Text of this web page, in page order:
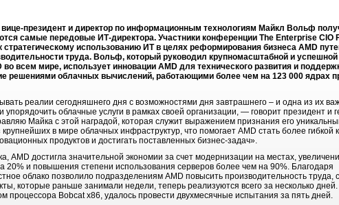
президент и директор по информационным технологиям Майкл Вольф
самые передовые ИТ-директора. Участники конференции The Enterprise CIO
использованию ИТ в целях реформирования бизнеса AMD
труда. Вольф, который руководил крупномасштабной и успешной
всем мире, использует инновации AMD для технического развития и
решениями облачных вычислений, работающими более чем на 123 000 ядрах
реалии сегодняшнего дня с возможностями дня завтрашнего – и одна из их
упорядочить облачные услуги в рамках своей организации, ― говорит президент и
Майка с этой наградой, которая служит выражением признания его
в мире облачных инфраструктур, что помогает AMD стать более гибкой
продуктов и достигать поставленных бизнес-задач».
AMD достигла значительной экономии за счет модернизации на местах,
20% и повышения степени использования серверов более чем на 90%. Благодаря
облако позволило подразделениям AMD повысить производительность труда,
которые раньше занимали недели, теперь реализуются всего за несколько
процессора Bobcat x86, удалось провести двухмесячные испытания за пять дней.